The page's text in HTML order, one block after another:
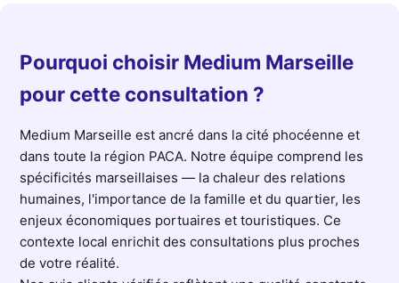
Pourquoi choisir Medium Marseille
pour cette consultation ?
Medium Marseille est ancré dans la cité phocéenne et
dans toute la région PACA. Notre équipe comprend les
spécificités marseillaises — la chaleur des relations
humaines, l'importance de la famille et du quartier, les
enjeux économiques portuaires et touristiques. Ce
contexte local enrichit des consultations plus proches
de votre réalité.